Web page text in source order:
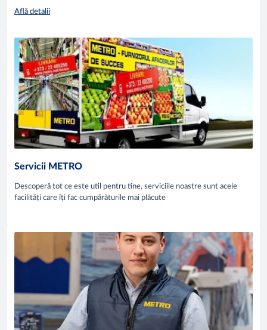
Află detalii
Servicii METRO
Descoperă tot ce este util pentru tine, serviciile noastre sunt acele
facilități care îți fac cumpărăturile mai plăcute